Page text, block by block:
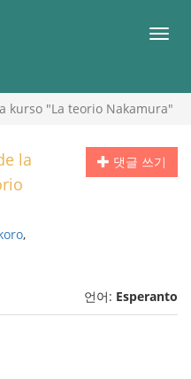
메
kurso "La teorio Nakamura"
댓글 쓰기
la
,
언어: Esperanto